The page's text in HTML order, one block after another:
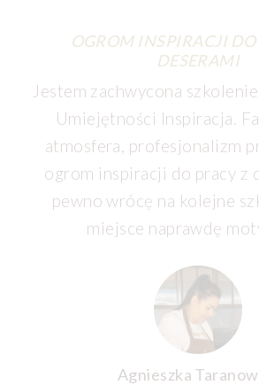
OGROM INSPIRACJI DO
DESERAMI
Jestem zachwycona
Umiejętności Inspiracja.
atmosfera, profesjonalizm
ogrom inspiracji do pracy z
pewno wrócę na kolejne
miejsce naprawdę
Agnieszka